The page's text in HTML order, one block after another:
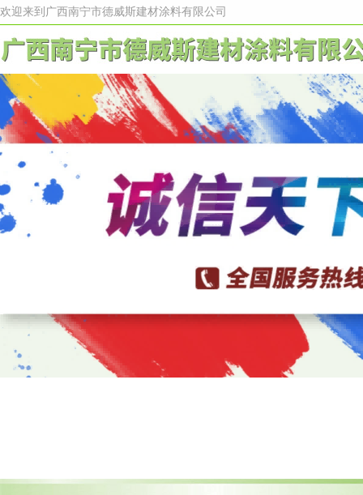
欢迎来到广西南宁市德威斯建材涂料有限公司